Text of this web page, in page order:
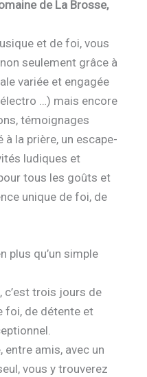
de La Brosse,
et de foi, vous
seulement grâce à
variée et engagée
…) mais encore
témoignages
la prière, un escape-
ludiques et
tous les goûts et
unique de foi, de
plus qu’un simple
c’est trois jours de
foi, de détente et
entre amis, avec un
vous y trouverez